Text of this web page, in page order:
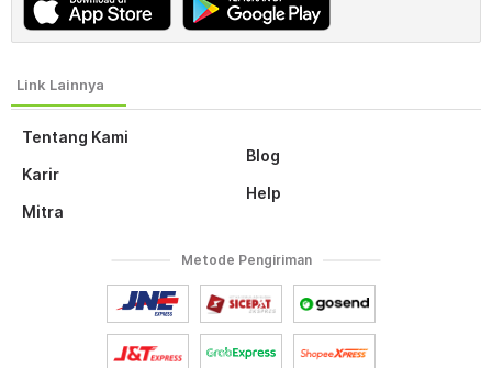
Tentang Kami
Karir
Mitra
Blog
Help
Metode Pengiriman